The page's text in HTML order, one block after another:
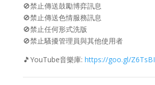
🚫禁止傳送鼓勵博弈訊息
🚫禁止傳送色情服務訊息
🚫禁止任何形式洗版
🚫禁止騷擾管理員與其他使用者
🎵YouTube音樂庫: https://goo.gl/Z6TsBI